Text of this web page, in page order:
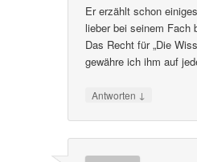
Er erzählt schon
lieber bei seinem Fach
Das Recht für „Die
gewähre ich ihm auf
Antworten ↓